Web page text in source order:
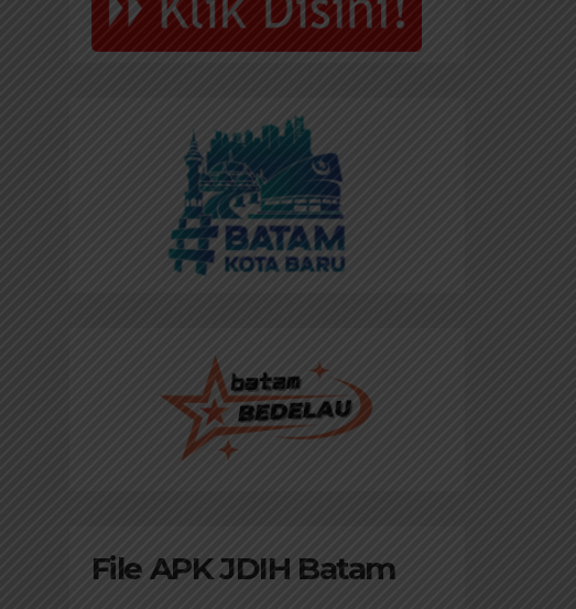
File APK JDIH Batam